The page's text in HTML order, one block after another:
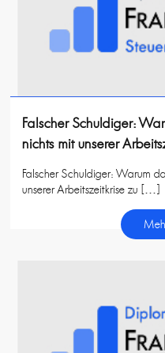
Falscher Schuldiger:
nichts mit unserer
Falscher Schuldiger: Warum
unserer Arbeitszeitkrise zu […]